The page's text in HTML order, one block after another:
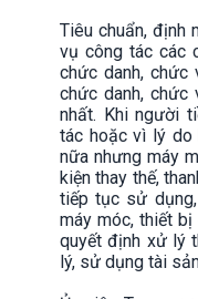
Tiêu chuẩn, định
vụ công tác các
chức danh, chức
chức danh,
nhất. Khi người
tác hoặc vì lý do
nữa nhưng máy
kiện thay thế,
tiếp tục sử
máy móc, thiết
quyết định xử lý
lý, sử dụng tài